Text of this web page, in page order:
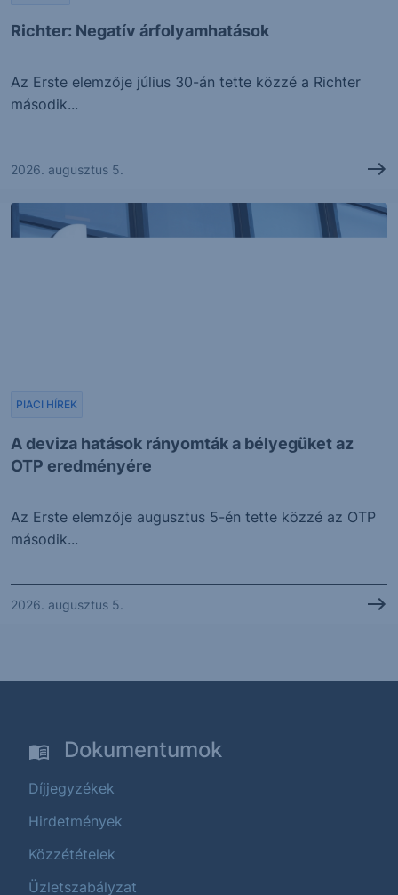
Richter: Negatív árfolyamhatások
Az Erste elemzője július 30-án tette közzé a Richter
második...
2026. augusztus 5.
A deviza hatások rányomták a bélyegüket az
OTP eredményére
PIACI HÍREK
Az Erste elemzője augusztus 5-én tette közzé az OTP
második...
2026. augusztus 5.
Dokumentumok
Díjjegyzékek
Hirdetmények
Közzétételek
Üzletszabályzat